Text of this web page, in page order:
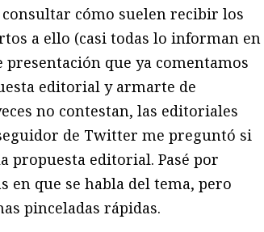
cómo suelen recibir los
a ello (casi todas lo informan en
que ya comentamos
editorial y armarte de
no contestan, las editoriales
de Twitter me preguntó si
propuesta editorial. Pasé por
en que se habla del tema, pero
pinceladas rápidas.